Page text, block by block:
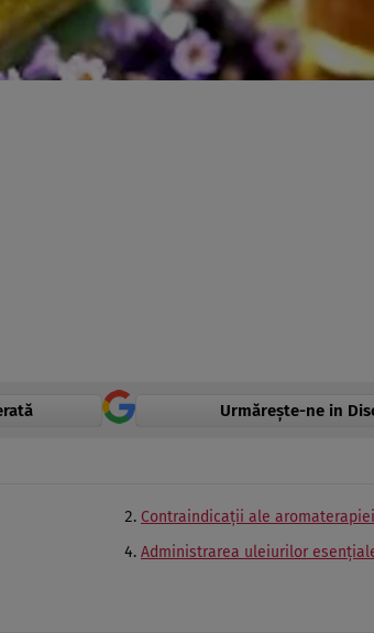
Urmărește-ne in
Contraindicaţii ale aromaterapiei
Administrarea uleiurilor